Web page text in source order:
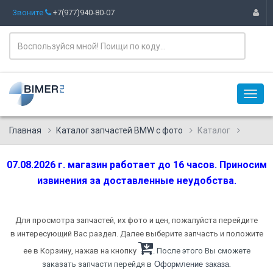
Звоните +7(977)940-80-07
Главная Каталог запчастей BMW с фото Каталог
07.08.2026 г. магазин работает до 16 часов. Приносим
извинения за доставленные неудобства.
Для просмотра запчастей, их фото и цен, пожалуйста перейдите
в интересующий Вас раздел. Далее выберите запчасть и положите
ее в Корзину, нажав на кнопку
. После этого Вы сможете
заказать запчасти перейдя в Оформление заказа.